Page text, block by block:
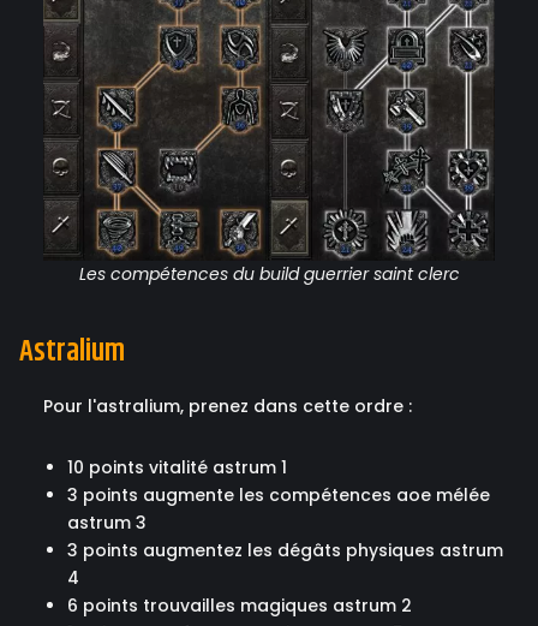
Les compétences du build guerrier saint clerc
Astralium
Pour l'astralium, prenez dans cette ordre :
10 points vitalité astrum 1
3 points augmente les compétences aoe mélée
astrum 3
3 points augmentez les dégâts physiques astrum
4
6 points trouvailles magiques astrum 2